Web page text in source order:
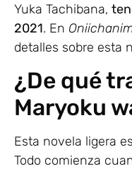
Yuka Tachibana,
2021. En
detalles sobre esta
¿De qué
Maryoku
Esta novela ligera
Todo comienza